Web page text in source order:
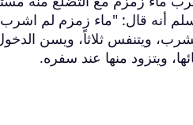
أنه قال: "ماء زمزم لم اشرب
ويتنفس ثلاثاً، ويسن الدخول
ويتزود منها عند سفره.